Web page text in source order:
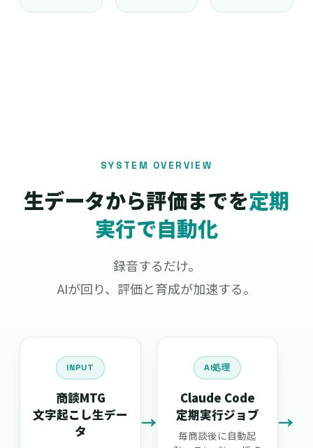
SYSTEM OVERVIEW
生データから評価までを定期
実行で自動化
録音するだけ。
AIが回り、評価と育成が加速する。
INPUT
商談MTG
文字起こし生デー
タ
→
AI処理
Claude Code
定期実行ジョブ
毎商談後に自動起
→